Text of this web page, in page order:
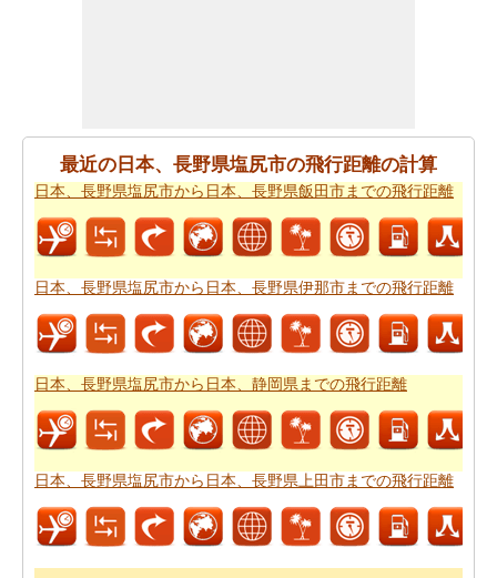
県木曽郡王滝村自然湖までの旅行に基づいて、簡単な旅
行の計画を作成する必要ですか。日本、長野県塩尻市か
ら日本、〒397-0201 長野県木曽郡王滝村自然湖までの旅
行ために私たちの旅のプランナーをお試しください。
王滝村自然湖まで飛行機で旅行をお探しですか。あなた
はまた、日本、長野県塩尻市から日本、〒397-0201 長野
県木曽郡王滝村自然湖までの飛行時間 を知ることができ
ます。
新しい場所に行くの後、あなたの目的地へのルートを知
ることが重要です。場合はルートを認識していません、
あなたは日本、長野県塩尻市から日本、〒397-0201 長野
県木曽郡王滝村自然湖までの道路ルートプランをチェッ
クすることができます。
あなたは道路で旅行したいですか。駆動するのに費用が
最近の日本、長野県塩尻市の飛行距離の計算
日本、長野県塩尻市から日本、長野県飯田市までの飛行距離
日本、長野県塩尻市から日本、長野県伊那市までの飛行距離
日本、長野県塩尻市から日本、静岡県までの飛行距離
日本、長野県塩尻市から日本、長野県上田市までの飛行距離